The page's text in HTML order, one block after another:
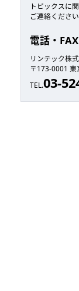
トピックスに
ご連絡ください
電話・
リンテック株
〒173-0001
TEL.03-